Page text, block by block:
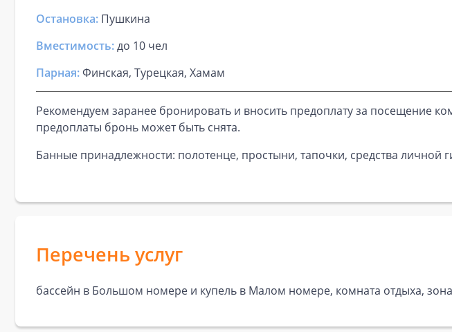
Остановка: Пушкина
Вместимость:до 10 чел
Парная:Финская, Турецкая, Хамам
Рекомендуем заранее бронировать и вносить предоплату за посещение
предоплаты бронь может быть снята.
Банные принадлежности: полотенце, простыни, тапочки, средства личной
Перечень услуг
бассейн в Большом номере и купель в Малом номере, комната отдыха,